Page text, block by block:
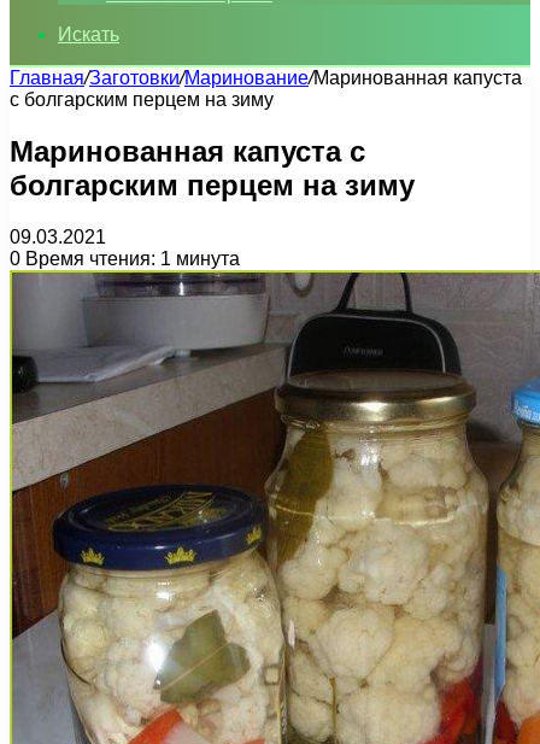
Искать
Главная/Заготовки/Маринование/Маринованная капуста
с болгарским перцем на зиму
Маринованная капуста с
болгарским перцем на зиму
09.03.2021
0 Время чтения: 1 минута